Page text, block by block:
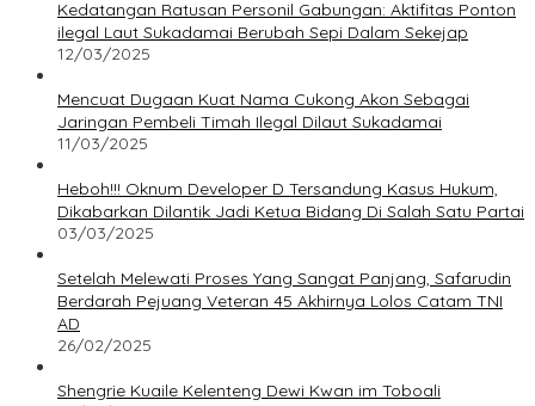
Kedatangan Ratusan Personil Gabungan: Aktifitas Ponton
ilegal Laut Sukadamai Berubah Sepi Dalam Sekejap
12/03/2025
Mencuat Dugaan Kuat Nama Cukong Akon Sebagai
Jaringan Pembeli Timah Ilegal Dilaut Sukadamai
11/03/2025
Heboh!!! Oknum Developer D Tersandung Kasus Hukum,
Dikabarkan Dilantik Jadi Ketua Bidang Di Salah Satu Partai
03/03/2025
Setelah Melewati Proses Yang Sangat Panjang, Safarudin
Berdarah Pejuang Veteran 45 Akhirnya Lolos Catam TNI
AD
26/02/2025
Shengrie Kuaile Kelenteng Dewi Kwan im Toboali